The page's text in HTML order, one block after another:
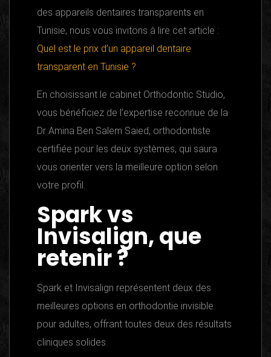
des appareils dentaires transparents en
Tunisie, nous vous invitons à lire cet article :
Quel est le prix d’un appareil dentaire
transparent en Tunisie ?
En choisissant le cabinet Orthodontic Studio,
vous bénéficiez de l’expertise reconnue de la
Dr Amina Ben Salem Saied, orthodontiste
certifiée pour les deux systèmes, qui saura
vous orienter vers la meilleure option selon
votre profil.
Spark vs
Invisalign, que
retenir ?
Spark et Invisalign représentent deux des
meilleures options en orthodontie invisible
pour adultes, offrant toutes deux des résultats
cliniques solides.